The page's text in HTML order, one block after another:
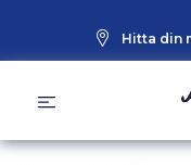
Hitta din